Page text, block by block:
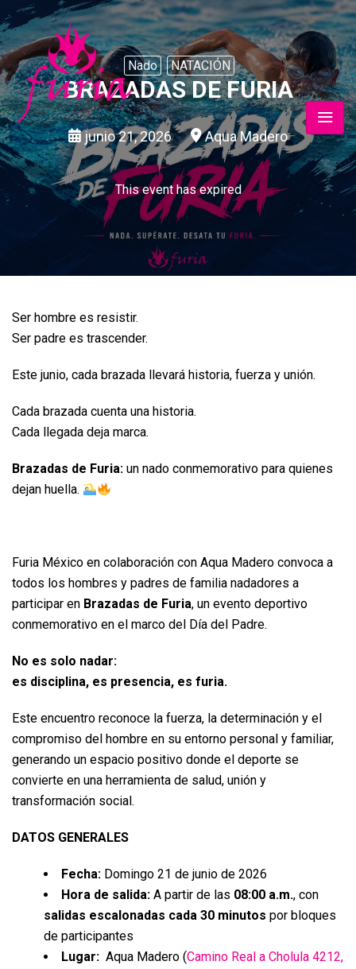
Nado NATACIÓN
BRAZADAS DE FURIA
junio 21, 2026 Aqua Madero
This event has expired
Ser hombre es resistir.
Ser padre es trascender.
Este junio, cada brazada llevará historia, fuerza y unión.
Cada brazada cuenta una historia.
Cada llegada deja marca.
Brazadas de Furia: un nado conmemorativo para quienes
dejan huella.
Furia México en colaboración con Aqua Madero convoca a
todos los hombres y padres de familia nadadores a
participar en Brazadas de Furia, un evento deportivo
conmemorativo en el marco del Día del Padre.
No es solo nadar:
es disciplina, es presencia, es furia.
Este encuentro reconoce la fuerza, la determinación y el
compromiso del hombre en su entorno personal y familiar,
generando un espacio positivo donde el deporte se
convierte en una herramienta de salud, unión y
transformación social.
DATOS GENERALES
Fecha: Domingo 21 de junio de 2026
Hora de salida: A partir de las 08:00 a.m., con
salidas escalonadas cada 30 minutos por bloques
de participantes
Lugar: Aqua Madero (Camino Real a Cholula 4212,